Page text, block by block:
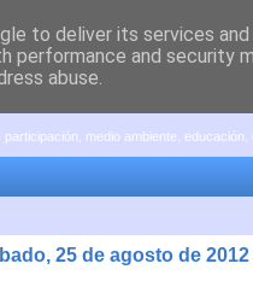
medio ambiente, educación,
25 de agosto de 2012
to deliver its services
performance and security
abuse.